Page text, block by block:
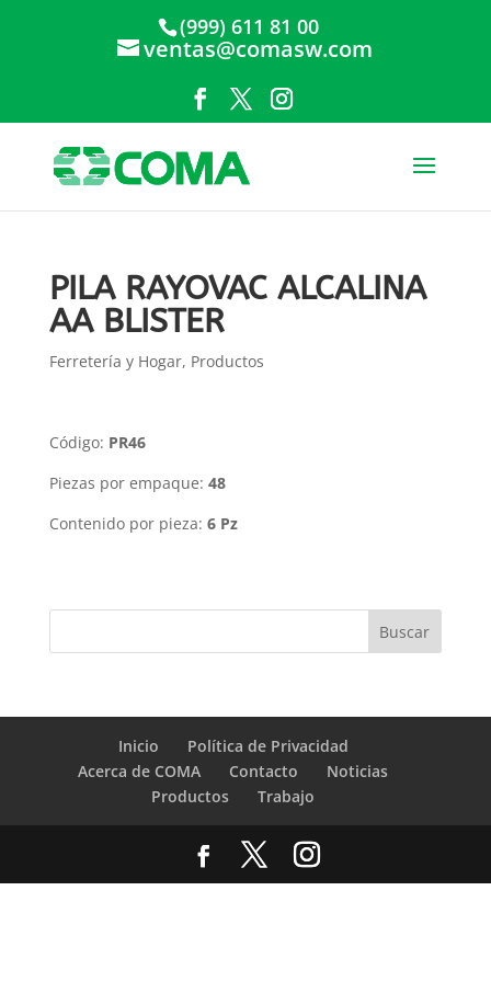
(999) 611 81 00
ventas@comasw.com
PILA RAYOVAC ALCALINA
AA BLISTER
Ferretería y Hogar, Productos
Código: PR46
Piezas por empaque: 48
Contenido por pieza: 6 Pz
Inicio
Política de Privacidad
Acerca de COMA
Contacto
Noticias
Productos
Trabajo